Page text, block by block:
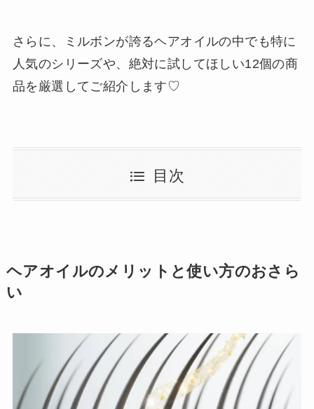
さらに、ミルボンが誇るヘアオイルの中でも特に
人気のシリーズや、絶対に試してほしい12個の商
品を厳選してご紹介します♡
目次
ヘアオイルのメリットと使い方のおさら
い